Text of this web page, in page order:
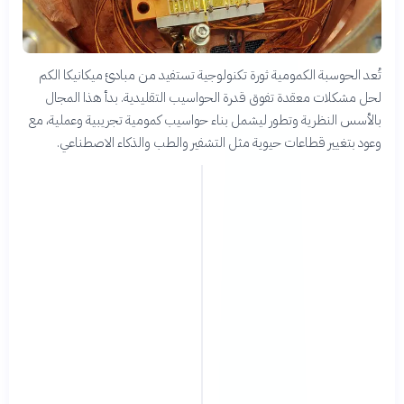
تُعد الحوسبة الكمومية ثورة تكنولوجية تستفيد من مبادئ ميكانيكا الكم
لحل مشكلات معقدة تفوق قدرة الحواسيب التقليدية. بدأ هذا المجال
بالأسس النظرية وتطور ليشمل بناء حواسيب كمومية تجريبية وعملية، مع
وعود بتغيير قطاعات حيوية مثل التشفير والطب والذكاء الاصطناعي.